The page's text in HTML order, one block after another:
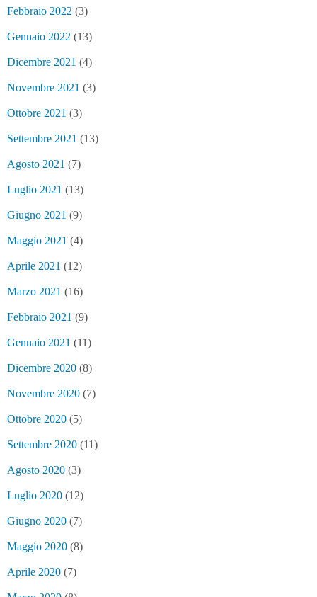
Febbraio 2022 (3)
Gennaio 2022 (13)
Dicembre 2021 (4)
Novembre 2021 (3)
Ottobre 2021 (3)
Settembre 2021 (13)
Agosto 2021 (7)
Luglio 2021 (13)
Giugno 2021 (9)
Maggio 2021 (4)
Aprile 2021 (12)
Marzo 2021 (16)
Febbraio 2021 (9)
Gennaio 2021 (11)
Dicembre 2020 (8)
Novembre 2020 (7)
Ottobre 2020 (5)
Settembre 2020 (11)
Agosto 2020 (3)
Luglio 2020 (12)
Giugno 2020 (7)
Maggio 2020 (8)
Aprile 2020 (7)